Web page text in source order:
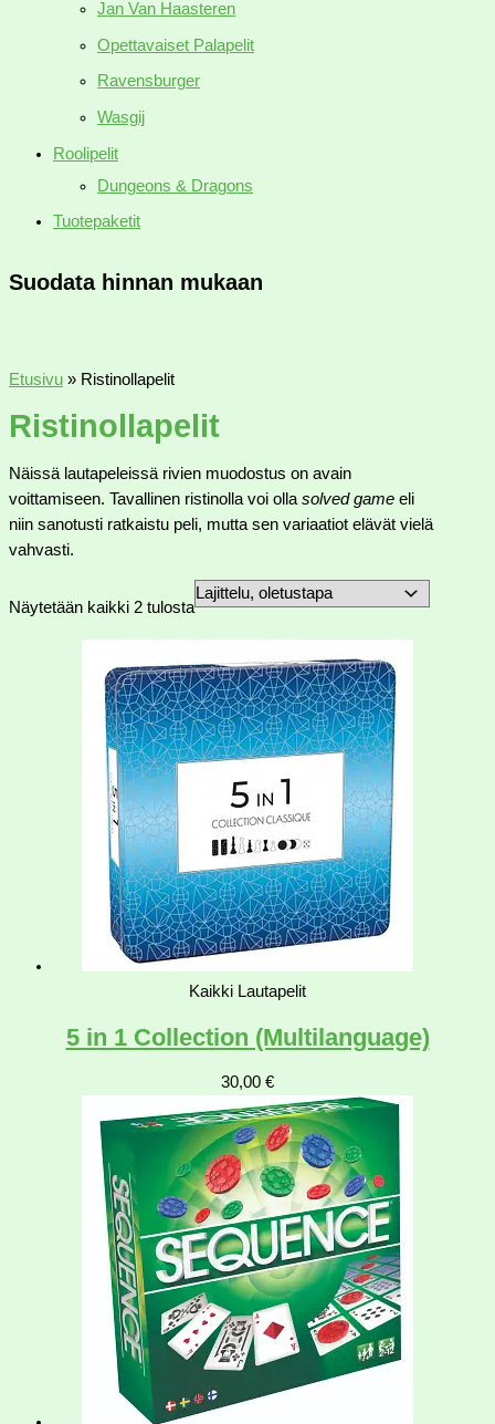
Jan Van Haasteren
Opettavaiset Palapelit
Ravensburger
Wasgij
Roolipelit
Dungeons & Dragons
Tuotepaketit
Suodata hinnan mukaan
Etusivu » Ristinollapelit
Ristinollapelit
Näissä lautapeleissä rivien muodostus on avain
voittamiseen. Tavallinen ristinolla voi olla solved game eli
niin sanotusti ratkaistu peli, mutta sen variaatiot elävät vielä
vahvasti.
Näytetään kaikki 2 tulosta
Kaikki Lautapelit
5 in 1 Collection (Multilanguage)
30,00 €